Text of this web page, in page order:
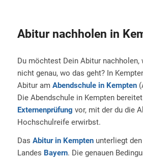
Abitur nachholen in
Du möchtest Dein Abitur nachholen,
nicht genau, wo das geht? In
Abitur amAbendschule in Kempten
Die Abendschule in Kempten
Externenprüfung vor, mit der du die
Hochschulreife erwirbst.
Das Abitur in Kempten unterliegt
Landes Bayern. Die genauen